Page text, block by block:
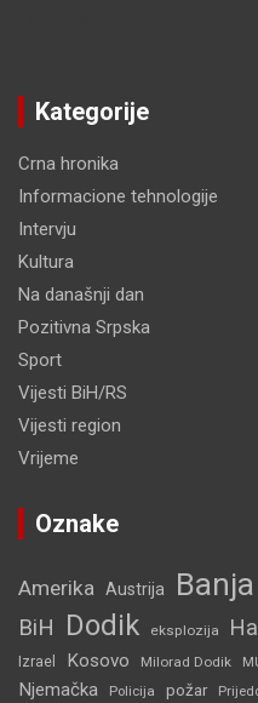
Kategorije
Crna hronika
Informacione tehnologije
Intervju
Kultura
Na današnji dan
Pozitivna Srpska
Sport
Vijesti BiH/RS
Vijesti region
Vrijeme
Oznake
Amerika Austrija
BiH Dodik eksplozija
Izrael Kosovo Milorad Dodik
Njemačka Policija požar